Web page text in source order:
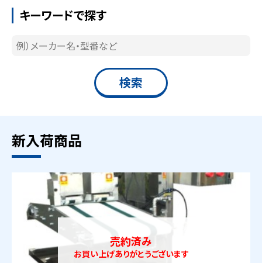
キーワードで探す
新入荷商品
売約済み
お買い上げありがとうございます